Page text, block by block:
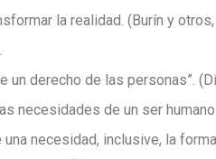
la realidad. (Burín y otros,
un derecho de las personas”.
necesidades de un ser humano
necesidad, inclusive, la